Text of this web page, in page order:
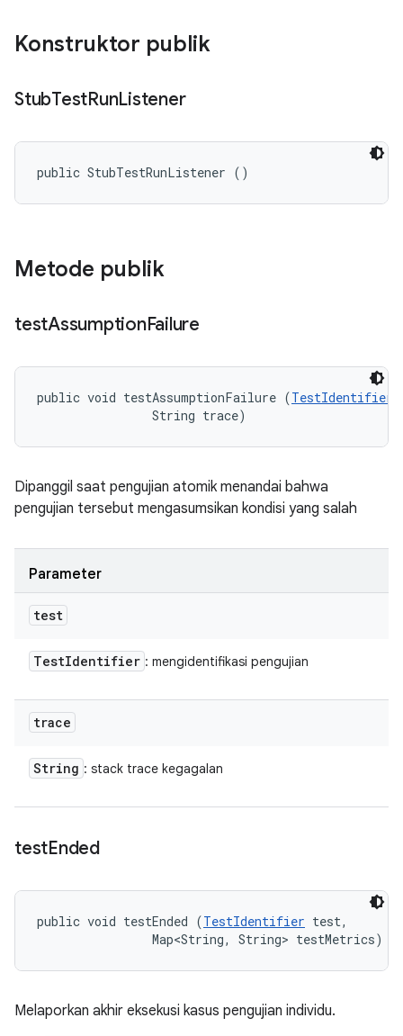
Konstruktor publik
StubTestRunListener
public StubTestRunListener ()
Metode publik
testAssumptionFailure
public void testAssumptionFailure (TestIdentifier
                String trace)
Dipanggil saat pengujian atomik menandai bahwa
pengujian tersebut mengasumsikan kondisi yang salah
Parameter
test
TestIdentifier : mengidentifikasi pengujian
trace
String : stack trace kegagalan
testEnded
public void testEnded (TestIdentifier test,
                Map<String, String> testMetrics)
Melaporkan akhir eksekusi kasus pengujian individu.